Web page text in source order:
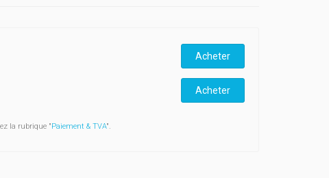
Acheter
Acheter
la rubrique "Paiement & TVA".